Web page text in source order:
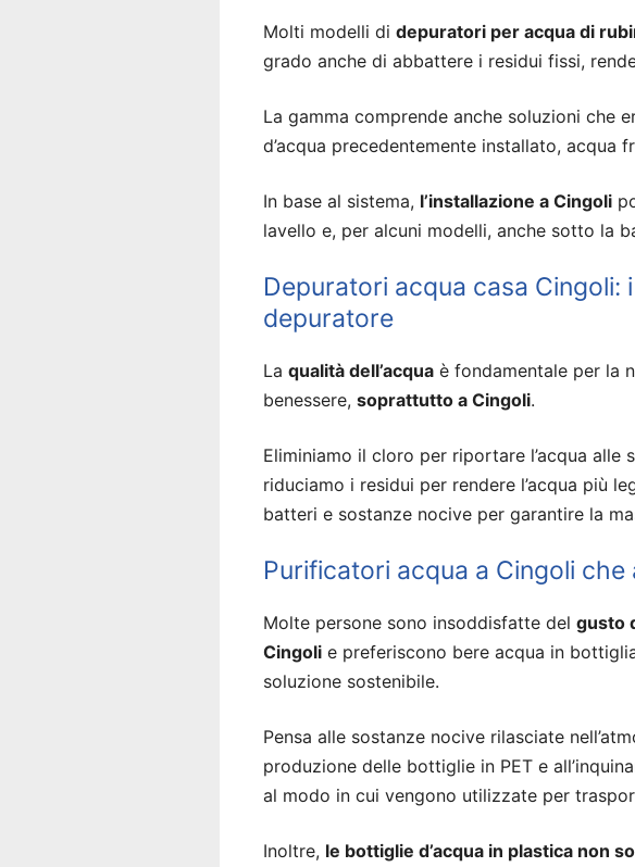
Molti modelli di depuratori per acqua di
grado anche di abbattere i residui fissi,
La gamma comprende anche soluzioni che
d’acqua precedentemente installato, acqua
In base al sistema, l’installazione a Cingoli
lavello e, per alcuni modelli, anche sotto la
Depuratori acqua casa Cingoli:
depuratore
La qualità dell’acqua è fondamentale per la
benessere, soprattutto a Cingoli.
Eliminiamo il cloro per riportare l’acqua alle
riduciamo i residui per rendere l’acqua più
batteri e sostanze nocive per garantire la
Purificatori acqua a Cingoli che
Molte persone sono insoddisfatte del gusto
Cingoli e preferiscono bere acqua in
soluzione sostenibile.
Pensa alle sostanze nocive rilasciate
produzione delle bottiglie in PET e
al modo in cui vengono utilizzate per
Inoltre, le bottiglie d’acqua in plastica non